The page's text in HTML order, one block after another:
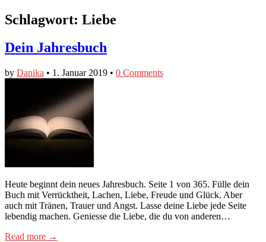
Schlagwort: Liebe
Dein Jahresbuch
by Danika • 1. Januar 2019 • 0 Comments
Heute beginnt dein neues Jahresbuch. Seite 1 von 365. Fülle dein
Buch mit Verrücktheit, Lachen, Liebe, Freude und Glück. Aber
auch mit Tränen, Trauer und Angst. Lasse deine Liebe jede Seite
lebendig machen. Geniesse die Liebe, die du von anderen…
Read more →